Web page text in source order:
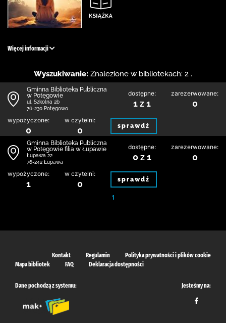
Więcej informacji
Wyszukiwanie: Znalezione w bibliotekach: 2 .
Gminna Biblioteka Publiczna
w Potęgowie
ul. Szkolna 2b
76-230 Potęgowo
dostępne:
1 z 1
zarezerwowane:
0
wypożyczone:
0
w czytelni:
0 sprawdź
Gminna Biblioteka Publiczna
w Potęgowie filia w Łupawie
Łupawa 22
76-242 Łupawa
dostępne:
0 z 1
zarezerwowane:
0
wypożyczone:
1
w czytelni:
0 sprawdź
1
Kontakt Regulamin
Polityka prywatności i plików cookie
Mapa bibliotek
FAQ Deklaracja dostępności
Dane pochodzą z systemu: Jesteśmy na: